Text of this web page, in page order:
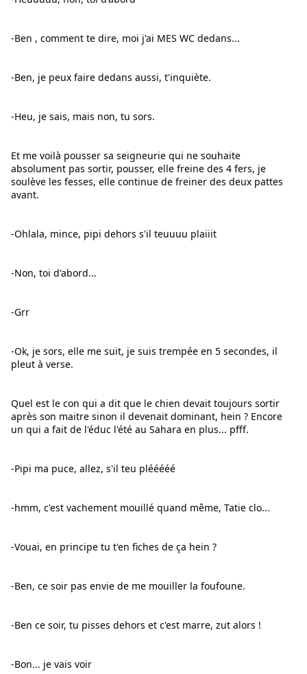
-Ben , comment te dire, moi j'ai MES WC dedans...
-Ben, je peux faire dedans aussi, t'inquiète.
-Heu, je sais, mais non, tu sors.
Et me voilà pousser sa seigneurie qui ne souhaite
absolument pas sortir, pousser, elle freine des 4 fers, je
soulève les fesses, elle continue de freiner des deux pattes
avant.
-Ohlala, mince, pipi dehors s'il teuuuu plaiiit
-Non, toi d'abord...
-Grr
-Ok, je sors, elle me suit, je suis trempée en 5 secondes, il
pleut à verse.
Quel est le con qui a dit que le chien devait toujours sortir
après son maitre sinon il devenait dominant, hein ? Encore
un qui a fait de l'éduc l'été au Sahara en plus... pfff.
-Pipi ma puce, allez, s'il teu plééééé
-hmm, c'est vachement mouillé quand même, Tatie clo...
-Vouai, en principe tu t'en fiches de ça hein ?
-Ben, ce soir pas envie de me mouiller la foufoune.
-Ben ce soir, tu pisses dehors et c'est marre, zut alors !
-Bon... je vais voir